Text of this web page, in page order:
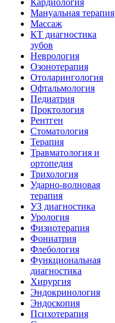
Кардиология
Мануальная терапия
Массаж
КТ диагностика
зубов
Неврология
Озонотерапия
Отоларингология
Офтальмология
Педиатрия
Проктология
Рентген
Стоматология
Терапия
Травматология и
ортопедия
Трихология
Ударно-волновая
терапия
УЗ диагностика
Урология
Физиотерапия
Фониатрия
Флебология
Функциональная
диагностика
Хирургия
Эндокринология
Эндоскопия
Психотерапия